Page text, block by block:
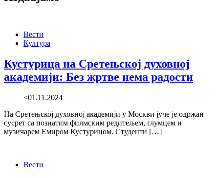
Вести
Култура
Кустурица на Сретењској духовној
академији: Без жртве нема радости
<01.11.2024
На Сретењској духовној академији у Москви јуче је одржан
сусрет са познатим филмским редитељем, глумцем и
музичарем Емиром Кустурицом. Студенти […]
Вести